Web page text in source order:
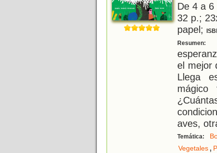
De 4 a
32 p.;
papel;
Resumen:
el mejor
Llega
mágico
aves,
Temática:
Vegetales,